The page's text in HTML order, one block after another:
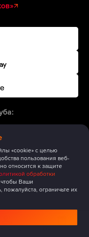
«cookie» с целью
пользования веб-
относится к защите
обработки
Ваши
ограничьте их